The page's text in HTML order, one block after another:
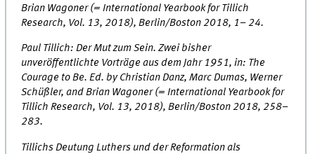
Brian Wagoner (= International Yearbook for Tillich
Research, Vol. 13, 2018), Berlin/Boston 2018, 1– 24.
Paul Tillich: Der Mut zum Sein. Zwei bisher
unveröffentlichte Vorträge aus dem Jahr 1951, in: The
Courage to Be. Ed. by Christian Danz, Marc Dumas, Werner
Schüßler, and Brian Wagoner (= International Yearbook for
Tillich Research, Vol. 13, 2018), Berlin/Boston 2018, 258–
283.
Tillichs Deutung Luthers und der Reformation als